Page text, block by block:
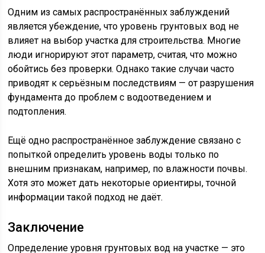
Одним из самых распространённых заблуждений
является убеждение, что уровень грунтовых вод не
влияет на выбор участка для строительства. Многие
люди игнорируют этот параметр, считая, что можно
обойтись без проверки. Однако такие случаи часто
приводят к серьёзным последствиям — от разрушения
фундамента до проблем с водоотведением и
подтопления.
Ещё одно распространённое заблуждение связано с
попыткой определить уровень воды только по
внешним признакам, например, по влажности почвы.
Хотя это может дать некоторые ориентиры, точной
информации такой подход не даёт.
Заключение
Определение уровня грунтовых вод на участке — это